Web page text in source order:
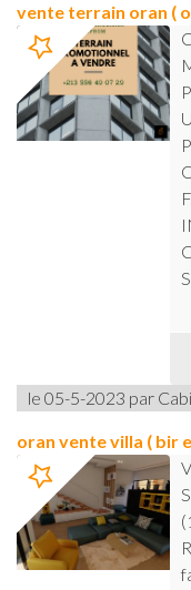
vente terrain oran (
le 05-5-2023 par
oran vente villa ( bir